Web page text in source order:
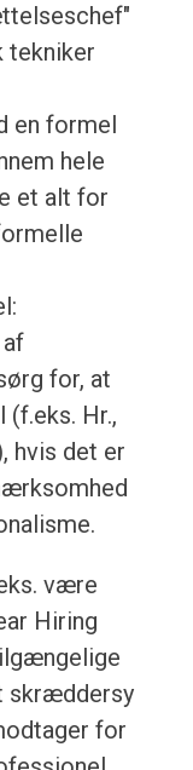
en formel
hele
et alt for
for, at
Hr.,
hvis det er
være
Hiring
skræddersy
for